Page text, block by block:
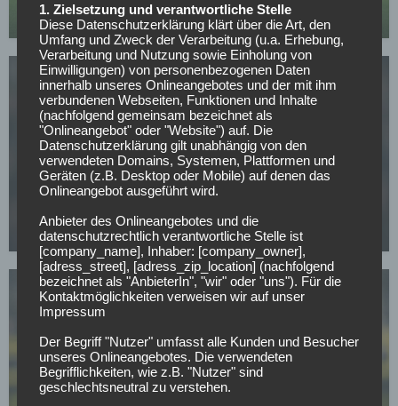
12.05.2026
FC BAYERN MÜNCHEN
CL-Sieg und dann weg? PSG-Star im Visier von
08.05.2026
BUNDESLIGA
1. Zielsetzung und verantwortliche Stelle
Diese Datenschutzerklärung klärt über die Art, den
Umfang und Zweck der Verarbeitung (u.a. Erhebung,
Verarbeitung und Nutzung sowie Einholung von
Einwilligungen) von personenbezogenen Daten
innerhalb unseres Onlineangebotes und der mit ihm
verbundenen Webseiten, Funktionen und Inhalte
(nachfolgend gemeinsam bezeichnet als
"Onlineangebot" oder "Website") auf. Die
Datenschutzerklärung gilt unabhängig von den
verwendeten Domains, Systemen, Plattformen und
Geräten (z.B. Desktop oder Mobile) auf denen das
Onlineangebot ausgeführt wird.
Anbieter des Onlineangebotes und die
datenschutzrechtlich verantwortliche Stelle ist
[company_name], Inhaber: [company_owner],
[adress_street], [adress_zip_location] (nachfolgend
bezeichnet als "AnbieterIn", "wir" oder "uns"). Für die
Kontaktmöglichkeiten verweisen wir auf unser
Impressum
Der Begriff "Nutzer" umfasst alle Kunden und Besucher
unseres Onlineangebotes. Die verwendeten
Begrifflichkeiten, wie z.B. "Nutzer" sind
geschlechtsneutral zu verstehen.